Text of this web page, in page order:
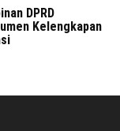
DPRD
Kelengkapan